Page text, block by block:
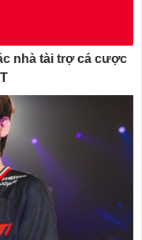
nhà tài trợ cá cược